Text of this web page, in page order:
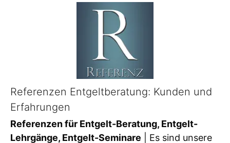
Referenzen Entgeltberatung: Kunden und
Erfahrungen
Referenzen für Entgelt-Beratung, Entgelt-
Lehrgänge, Entgelt-Seminare | Es sind unsere